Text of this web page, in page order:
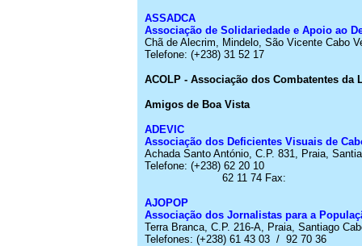
ASSADCA
Associação de Solidariedade e Apoio ao
Chã de Alecrim, Mindelo, São Vicente Cabo
Telefone: (+238) 31 52 17
ACOLP - Associação dos Combatentes da
Amigos de Boa Vista
ADEVIC
Associação dos Deficientes Visuais de
Achada Santo António, C.P. 831, Praia,
Telefone: (+238) 62 20 10
62 11 74 Fax:
AJOPOP
Associação dos Jornalistas para a
Terra Branca, C.P. 216-A, Praia, Santiago
Telefones: (+238) 61 43 03 / 92 70 36